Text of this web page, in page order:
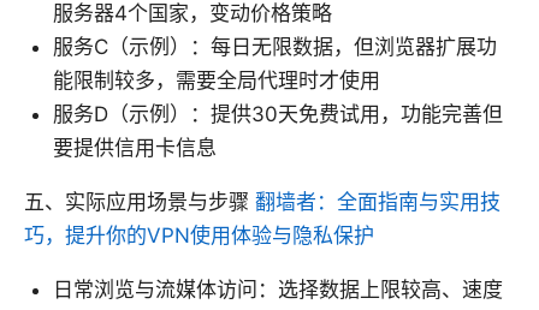
服务器4个国家，变动价格策略
服务C（示例）：每日无限数据，但浏览器扩展功
能限制较多，需要全局代理时才使用
服务D（示例）：提供30天免费试用，功能完善但
要提供信用卡信息
五、实际应用场景与步骤 翻墙者：全面指南与实用技
巧，提升你的VPN使用体验与隐私保护
日常浏览与流媒体访问：选择数据上限较高、速度